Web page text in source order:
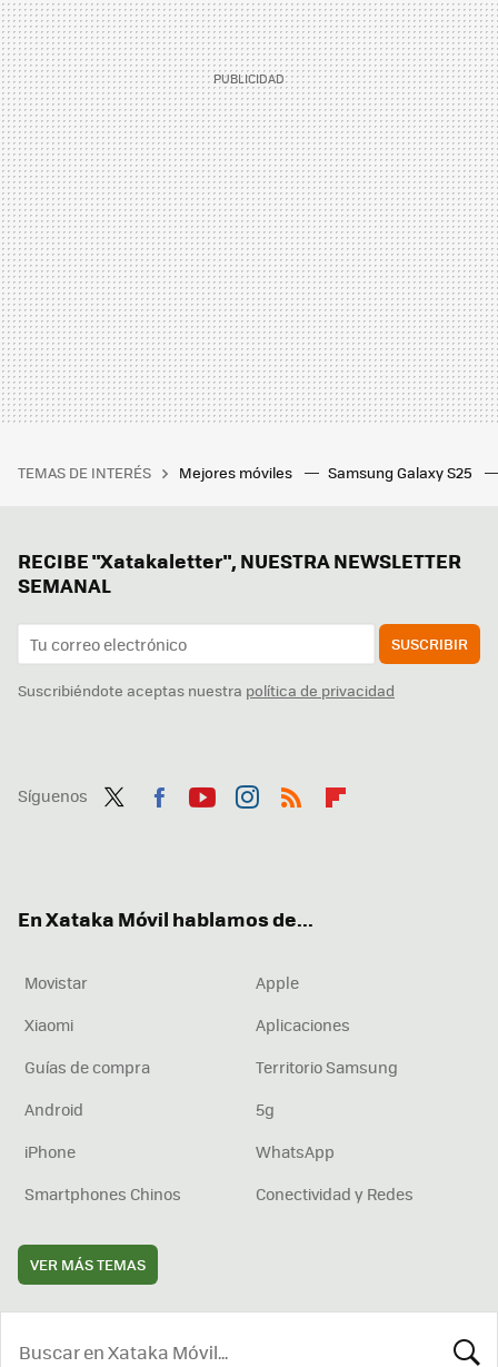
TEMAS DE INTERÉS Mejores móviles Samsung Galaxy S25
RECIBE "Xatakaletter", NUESTRA NEWSLETTER
SEMANAL
SUSCRIBIR
Suscribiéndote aceptas nuestra política de privacidad
Síguenos
En Xataka Móvil hablamos de...
Movistar
Apple
Xiaomi
Aplicaciones
Guías de compra
Territorio Samsung
Android
5g
iPhone
WhatsApp
Smartphones Chinos
Conectividad y Redes
VER MÁS TEMAS